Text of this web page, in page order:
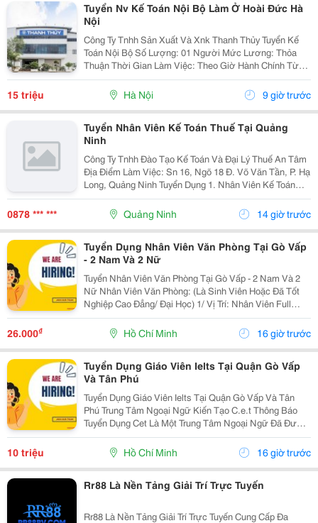
Tuyển Nv Kế Toán Nội Bộ Làm Ở Hoài Đức Hà
Nội
Công Ty Tnhh Sản Xuất Và Xnk Thanh Thủy Tuyển Kế
Toán Nội Bộ Số Lượng: 01 Người Mức Lương: Thỏa
Thuận Thời Gian Làm Việc: Theo Giờ Hành Chính Từ
Thứ 2 Đến Thứ 7. Nội Dung Công Việc: - Làm Hợp Đồng
Mua Bán, Tính Lương Nhân Viên, Hợp...
15 triệu Hà Nội 9 giờ trước
Tuyển Nhân Viên Kế Toán Thuế Tại Quảng
Ninh
Công Ty Tnhh Đào Tạo Kế Toán Và Đại Lý Thuế An Tâm
Địa Điểm Làm Việc: Sn 16, Ngõ 18 Đ. Võ Văn Tần, P. Hạ
Long, Quảng Ninh Tuyển Dụng 1. Nhân Viên Kế Toán
Thuế : 05 Mô Tả Công Việc: &Bull; Thực Hiện Các Công
Việc Liên Quan Đến Kế Toán Thuế...
0878 *** *** Quảng Ninh 14 giờ trước
Tuyển Dụng Nhân Viên Văn Phòng Tại Gò Vấp
- 2 Nam Và 2 Nữ
Tuyển Nhân Viên Văn Phòng Tại Gò Vấp - 2 Nam Và 2
Nữ Nhân Viên Văn Phòng: (Là Sinh Viên Hoặc Đã Tốt
Nghiệp Cao Đẳng/ Đại Học) 1/ Vị Trí: Nhân Viên Full
Time (2 Nam 2 Nữ) Ca Làm: 13:00 Đến 21:00 (1 Tháng
Được Nghỉ Phép 1 Ngày, Và Hưởng Các Ngày...
26.000₫ Hồ Chí Minh 16 giờ trước
Tuyển Dụng Giáo Viên Ielts Tại Quận Gò Vấp
Và Tân Phú
Tuyển Dụng Giáo Viên Ielts Tại Quận Gò Vấp Và Tân
Phú Trung Tâm Ngoại Ngữ Kiến Tạo C.e.t Thông Báo
Tuyển Dụng Cet Là Một Trung Tâm Ngoại Ngữ Đã Được
Thành Lập 16 Năm Chuyên Về Chương Trình Anh Văn
Học Thuật Ielts &Ndash; Toefl Ibt. Trung Tâm...
10 triệu Hồ Chí Minh 16 giờ trước
Rr88 Là Nền Tảng Giải Trí Trực Tuyến
Rr88 Là Nền Tảng Giải Trí Trực Tuyến Cung Cấp Đa